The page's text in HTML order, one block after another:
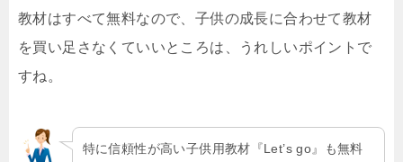
教材はすべて無料なので、子供の成長に合わせて教材
を買い足さなくていいところは、うれしいポイントで
すね。
特に信頼性が高い子供用教材『Let’s go』も無料